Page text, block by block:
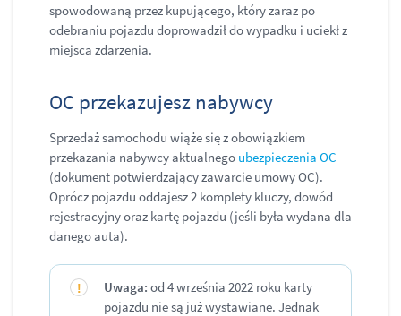
spowodowaną przez kupującego, który zaraz po
odebraniu pojazdu doprowadził do wypadku i uciekł z
miejsca zdarzenia.
OC przekazujesz nabywcy
Sprzedaż samochodu wiąże się z obowiązkiem
przekazania nabywcy aktualnego ubezpieczenia OC
(dokument potwierdzający zawarcie umowy OC).
Oprócz pojazdu oddajesz 2 komplety kluczy, dowód
rejestracyjny oraz kartę pojazdu (jeśli była wydana dla
danego auta).
Uwaga: od 4 września 2022 roku karty
pojazdu nie są już wystawiane. Jednak